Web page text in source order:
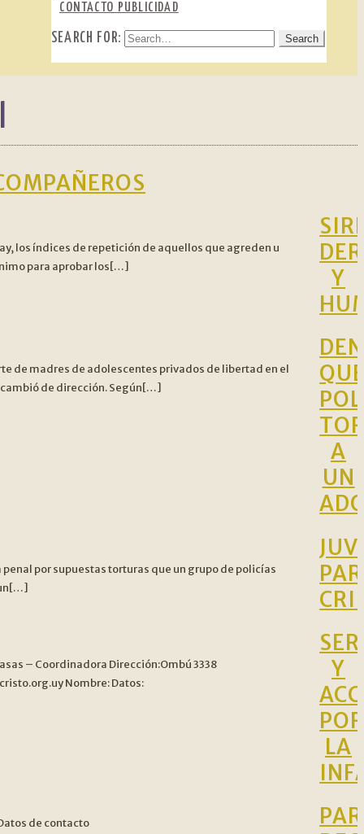
CONTACTO PUBLICIDAD
SEARCH FOR:
los índices de repetición de aquellos que agreden u
para aprobar los[…]
Y
de madres de adolescentes privados de libertad en el
cambió de dirección. Según[…]
A
UN
por supuestas torturas que un grupo de policías
– Coordinadora Dirección:Ombú 3338
Nombre: Datos:
Y
LA
de contacto